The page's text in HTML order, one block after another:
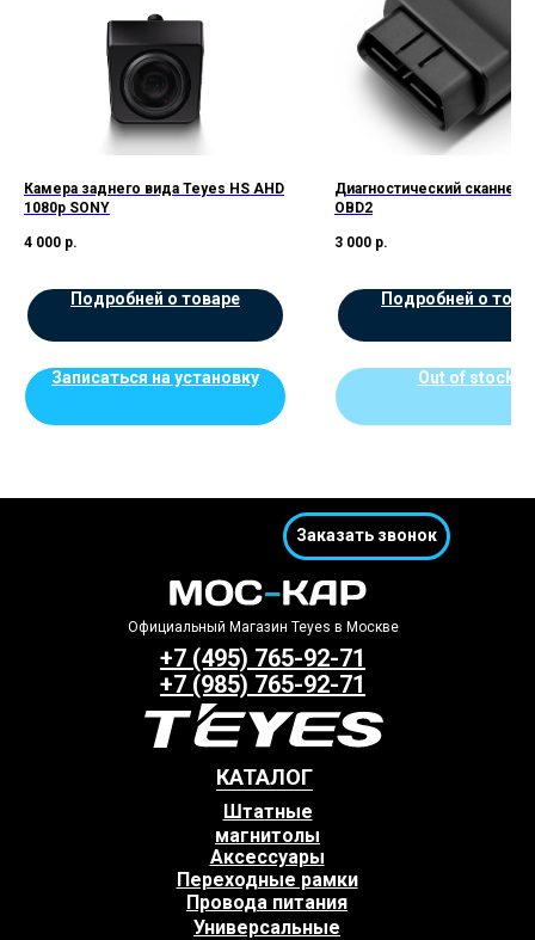
Камера заднего вида Teyes HS AHD
1080p SONY
4 000 р.
Подробней о товаре
Записаться на установку
Диагностический сканнер
OBD2
3 000 р.
Подробней о
Out of stock
КАТАЛОГ
+7 (495) 765-92-71
+7 (985) 765-92-71
Аксессуары
Провода питания
Штатные
магнитолы
Переходные рамки
Заказать звонок
Официальный Магазин Teyes в Москве
Универсальные